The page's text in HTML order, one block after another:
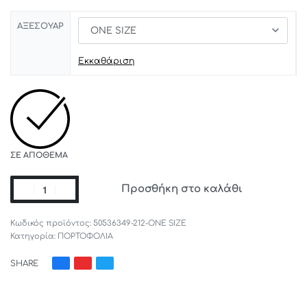
ΑΞΕΣΟΥΑΡ
Εκκαθάριση
ΣΕ ΑΠΌΘΕΜΑ
Προσθήκη στο καλάθι
50536349-212-ONE SIZE
Κατηγορία:
ΠΟΡΤΟΦΟΛΙΑ
SHARE